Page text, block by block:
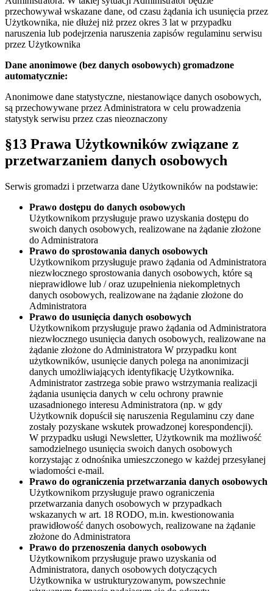
przechowywał wskazane dane, od czasu żądania ich usunięcia przez
Użytkownika, nie dłużej niż przez okres 3 lat w przypadku
naruszenia lub podejrzenia naruszenia zapisów regulaminu serwisu
przez Użytkownika
Dane anonimowe (bez danych osobowych) gromadzone
automatycznie:
Anonimowe dane statystyczne, niestanowiące danych osobowych,
są przechowywane przez Administratora w celu prowadzenia
statystyk serwisu przez czas nieoznaczony
§13 Prawa Użytkowników związane z
przetwarzaniem danych osobowych
Serwis gromadzi i przetwarza dane Użytkowników na podstawie:
Prawo dostępu do danych osobowych
Użytkownikom przysługuje prawo uzyskania dostępu do
swoich danych osobowych, realizowane na żądanie złożone
do Administratora
Prawo do sprostowania danych osobowych
Użytkownikom przysługuje prawo żądania od Administratora
niezwłocznego sprostowania danych osobowych, które są
nieprawidłowe lub / oraz uzupełnienia niekompletnych
danych osobowych, realizowane na żądanie złożone do
Administratora
Prawo do usunięcia danych osobowych
Użytkownikom przysługuje prawo żądania od Administratora
niezwłocznego usunięcia danych osobowych, realizowane na
żądanie złożone do Administratora W przypadku kont
użytkowników, usunięcie danych polega na anonimizacji
danych umożliwiających identyfikację Użytkownika.
Administrator zastrzega sobie prawo wstrzymania realizacji
żądania usunięcia danych w celu ochrony prawnie
uzasadnionego interesu Administratora (np. w gdy
Użytkownik dopuścił się naruszenia Regulaminu czy dane
zostały pozyskane wskutek prowadzonej korespondencji).
W przypadku usługi Newsletter, Użytkownik ma możliwość
samodzielnego usunięcia swoich danych osobowych
korzystając z odnośnika umieszczonego w każdej przesyłanej
wiadomości e-mail.
Prawo do ograniczenia przetwarzania danych osobowych
Użytkownikom przysługuje prawo ograniczenia
przetwarzania danych osobowych w przypadkach
wskazanych w art. 18 RODO, m.in. kwestionowania
prawidłowość danych osobowych, realizowane na żądanie
złożone do Administratora
Prawo do przenoszenia danych osobowych
Użytkownikom przysługuje prawo uzyskania od
Administratora, danych osobowych dotyczących
Użytkownika w ustrukturyzowanym, powszechnie